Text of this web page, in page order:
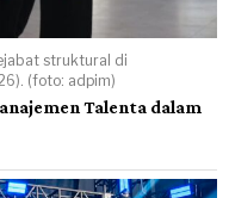
struktural di
(foto: adpim)
Talenta dalam